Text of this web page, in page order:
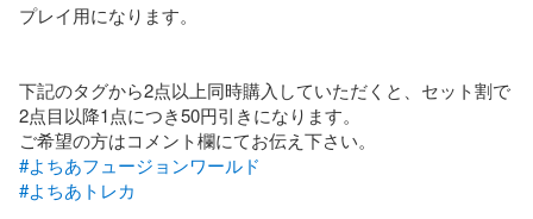
プレイ用になります。
下記のタグから2点以上同時購入していただくと、セット割で
2点目以降1点につき50円引きになります。
#よちあフュージョンワールド
#よちあトレカ